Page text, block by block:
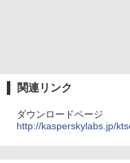
関連リンク
ダウンロードページ
http://kasperskylabs.jp/